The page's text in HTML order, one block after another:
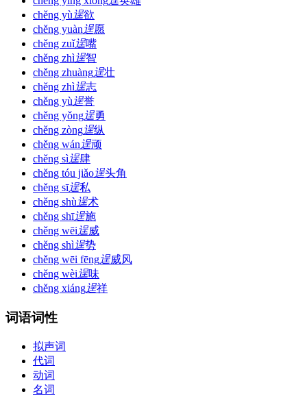
chěng yù逞欲
chěng yuàn逞愿
chěng zuǐ逞嘴
chěng zhì逞智
chěng zhuàng逞壮
chěng zhì逞志
chěng yù逞誉
chěng yǒng逞勇
chěng zòng逞纵
chěng wán逞顽
chěng sì逞肆
chěng tóu jiǎo逞头角
chěng sī逞私
chěng shù逞术
chěng shī逞施
chěng wēi逞威
chěng shì逞势
chěng wēi fēng逞威风
chěng wèi逞味
chěng xiáng逞祥
词语词性
拟声词
代词
动词
名词